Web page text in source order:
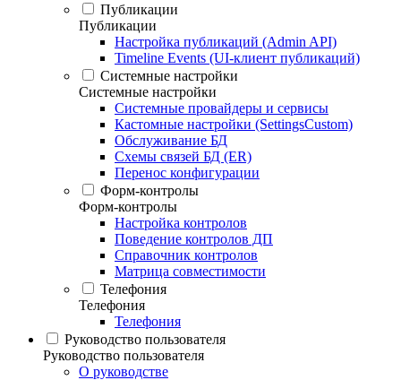
Публикации
Публикации
Настройка публикаций (Admin API)
Timeline Events (UI-клиент публикаций)
Системные настройки
Системные настройки
Системные провайдеры и сервисы
Кастомные настройки (SettingsCustom)
Обслуживание БД
Схемы связей БД (ER)
Перенос конфигурации
Форм-контролы
Форм-контролы
Настройка контролов
Поведение контролов ДП
Справочник контролов
Матрица совместимости
Телефония
Телефония
Телефония
Руководство пользователя
Руководство пользователя
О руководстве